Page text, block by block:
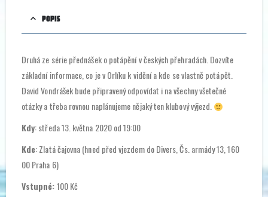
POPIS
Druhá ze série přednášek o potápění v českých přehradách. Dozvíte
základní informace, co je v Orlíku k vidění a kde se vlastně potápět.
David Vondrášek bude připravený odpovídat i na všechny všetečné
otázky a třeba rovnou naplánujeme nějaký ten klubový výjezd.
Kdy: středa 13. května 2020 od 19:00
Kde: Zlatá čajovna (hned před vjezdem do Divers, Čs. armády 13, 160
00 Praha 6)
Vstupné:100 Kč